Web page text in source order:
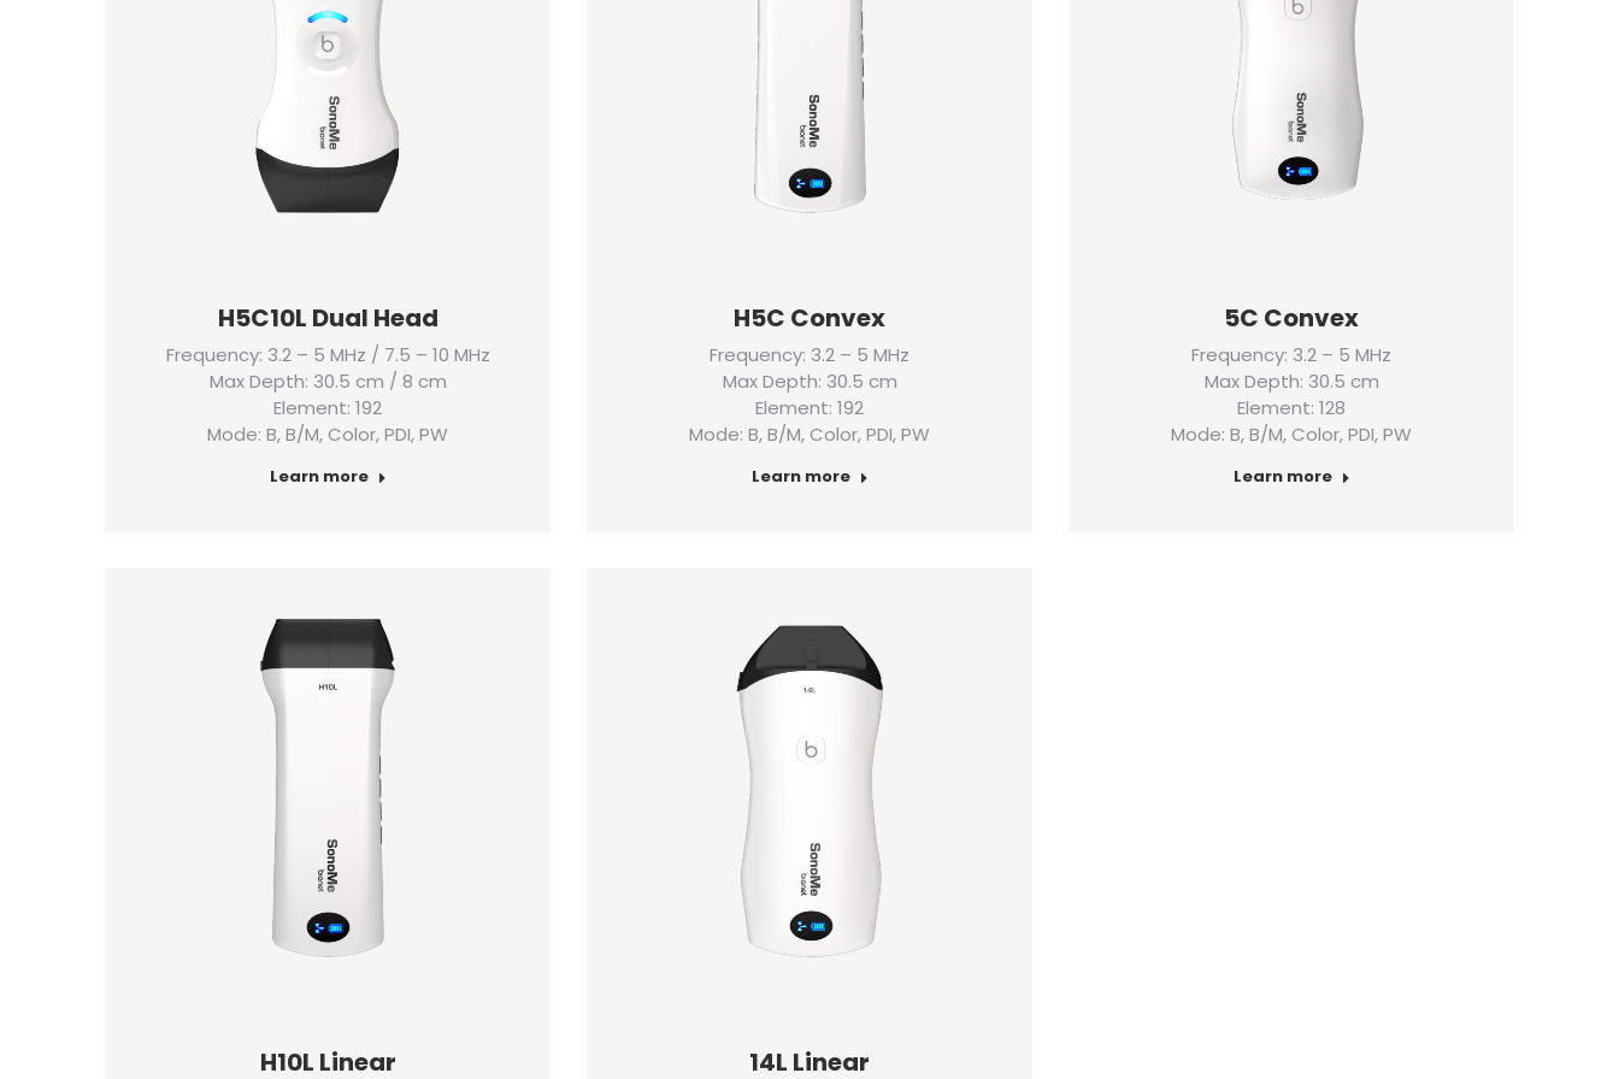
H5C10L Dual Head
Frequency: 3.2 – 5 MHz / 7.5 – 10 MHz
Max Depth: 30.5 cm / 8 cm
Element: 192
Mode: B, B/M, Color, PDI, PW
Learn more
H5C Convex
Frequency: 3.2 – 5 MHz
Max Depth: 30.5 cm
Element: 192
Mode: B, B/M, Color, PDI, PW
Learn more
5C Convex
Frequency: 3.2 – 5 MHz
Max Depth: 30.5 cm
Element: 128
Mode: B, B/M, Color, PDI, PW
Learn more
H10L Linear 14L Linear